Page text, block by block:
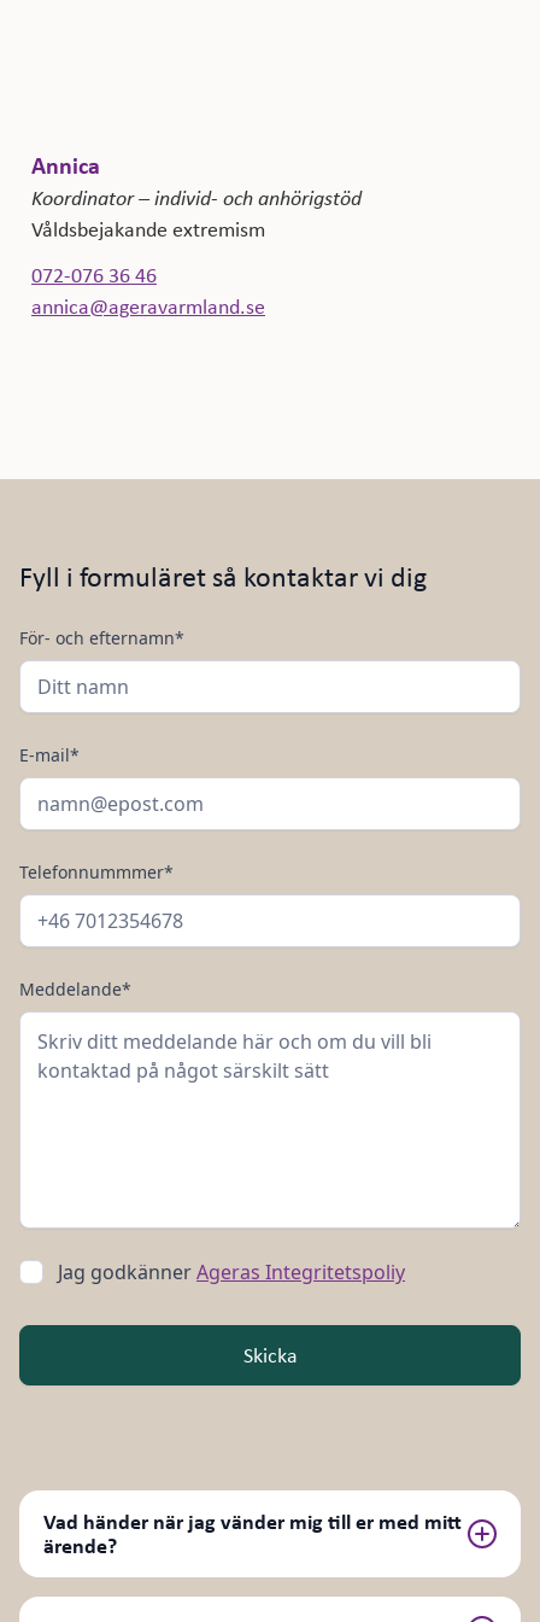
Annica
Koordinator – individ- och anhörigstöd
Våldsbejakande extremism
072-076 36 46
annica@ageravarmland.se
Fyll i formuläret så kontaktar vi dig
För- och efternamn*
E-mail*
Telefonnummmer*
Meddelande*
Jag godkännerAgeras Integritetspoliy
Vad händer när jag vänder mig till er med mitt
ärende?
Eftersom vi inte är en myndighet gäller inte